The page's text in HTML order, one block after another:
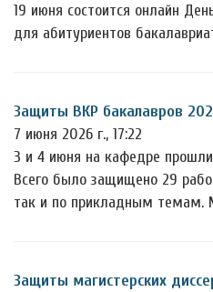
19 июня состоится онлайн
для абитуриентов
Защиты ВКР бакалавров
7 июня 2026 г., 17:22
3 и 4 июня на кафедре
Всего было защищено 29
так и по прикладным темам.
Защиты магистерских